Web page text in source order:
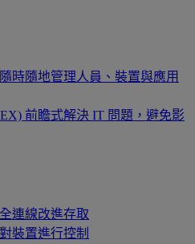
隨時隨地管理人員、裝置與應用
前瞻式解決 IT 問題，避免影
連線改進存取
裝置進行控制